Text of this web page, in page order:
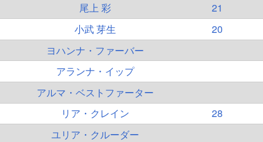
尾上 彩 21
小武 芽生 20
ヨハンナ・ファーバー
アランナ・イップ
アルマ・ベストファーター
リア・クレイン 28
ユリア・クルーダー